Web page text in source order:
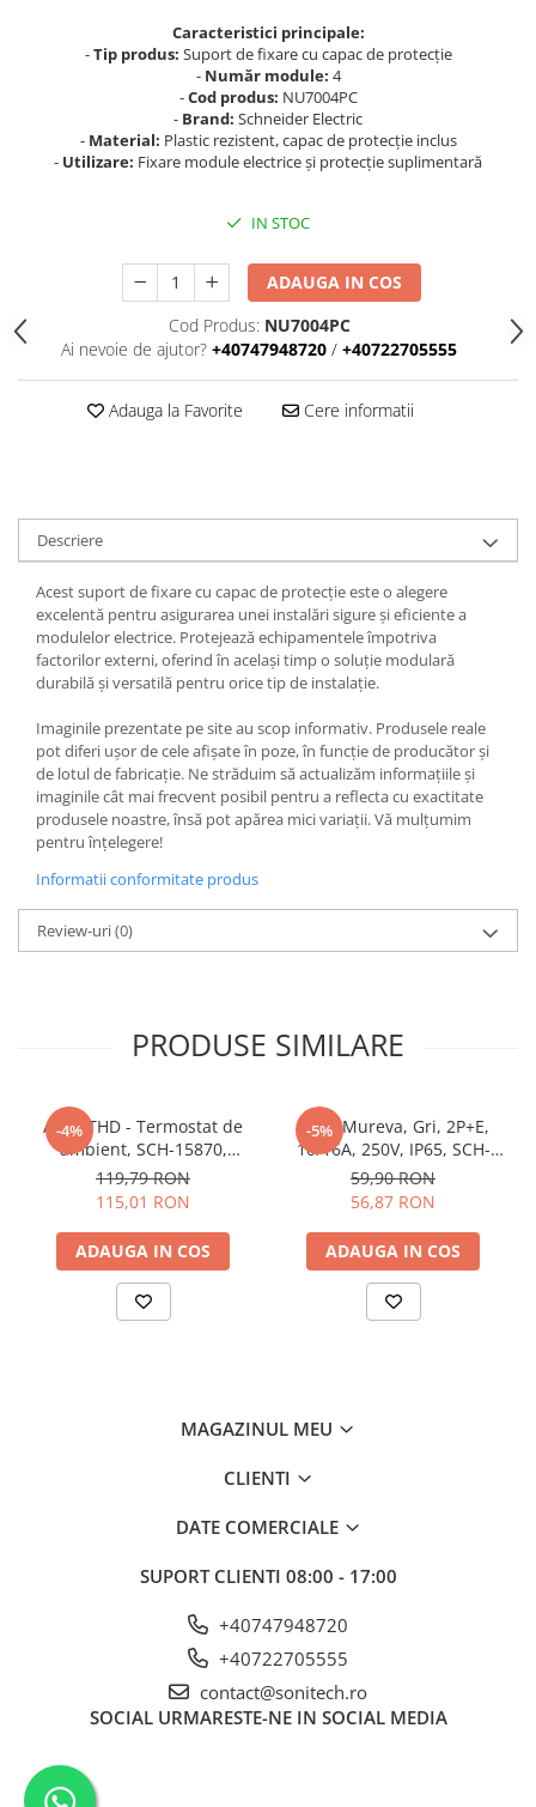
Cofrete, dulapuri și doze
Cofrete de plastic și accesorii
Coftere metalice și accesorii
Iluminat de Siguranță
Lumini exterioare
Lămpi și componente
Montaj pe acoperis
Electric
Piese de adaptare
Prize, întrerupătoare, detectoare
de mișcare și accesorii
Altele
Butoane
Cadre de montaj aparent
Detectoare de mișcare
Doze
Obturatoare
Prelungitoare, Stechere, Accesorii
Prize TV
Prize și fișe industriale
Suporturi de fixare
Protecția circuitelor, protecții
Contactoare modulare
Întrerupătoare automate și
Protecția și comanda motoarelor
Contactoare
Caracteristici principale:
-Tip produs: Suport de fixare cu capac de protecție
- Număr module: 4
-Cod produs: NU7004PC
- Brand: Schneider Electric
- Material: Plastic rezistent, capac de protecție inclus
- Utilizare: Fixare module electrice și protecție suplimentară
IN STOC
ADAUGA IN COS
Cod Produs: NU7004PC
Ai nevoie de ajutor? +40747948720 / +40722705555
Adauga la Favorite Cere informatii
Descriere
Acest suport de fixare cu capac de protecție este o alegere
excelentă pentru asigurarea unei instalări sigure și eficiente a
modulelor electrice. Protejează echipamentele împotriva
factorilor externi, oferind în același timp o soluție modulară
durabilă și versatilă pentru orice tip de instalație.
Imaginile prezentate pe site au scop informativ. Produsele reale
pot diferi ușor de cele afișate în poze, în funcție de producător și
de lotul de fabricație. Ne străduim să actualizăm informațiile și
imaginile cât mai frecvent posibil pentru a reflecta cu exactitate
produsele noastre, însă pot apărea mici variații. Vă mulțumim
pentru înțelegere!
Informatii conformitate produs
Review-uri(0)
PRODUSE SIMILARE
-4%
Acti9 THD - Termostat de
ambient, SCH-15870,
Schneider Electric -
Schneider
119,79 RON
115,01 RON
ADAUGA IN COS
-5%
Priza Mureva, Gri, 2P+E,
10/16A, 250V, IP65, SCH-
81141, Schneider Electric -
Schneider
59,90 RON
56,87 RON
ADAUGA IN COS
MAGAZINUL MEU
CLIENTI
DATE COMERCIALE
SUPORT CLIENTI 08:00 - 17:00
+40747948720
+40722705555
contact@sonitech.ro
SOCIAL URMARESTE-NE IN SOCIAL MEDIA